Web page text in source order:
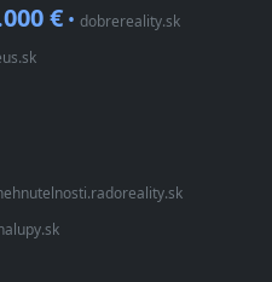
€ • dobrereality.sk